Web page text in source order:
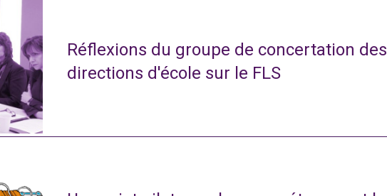
Réflexions du groupe de concertation des
directions d'école sur le FLS